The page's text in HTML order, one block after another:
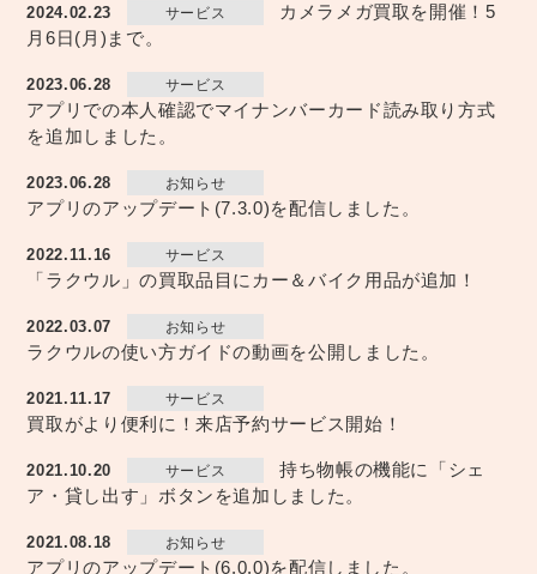
2024.02.23 サービス
カメラメガ買取を開催！5
月6日(月)まで。
2023.06.28 サービス
アプリでの本人確認でマイナンバーカード読み取り方式
を追加しました。
2023.06.28 お知らせ
アプリのアップデート(7.3.0)を配信しました。
2022.11.16 サービス
「ラクウル」の買取品目にカー＆バイク用品が追加！
2022.03.07 お知らせ
ラクウルの使い方ガイドの動画を公開しました。
2021.11.17 サービス
買取がより便利に！来店予約サービス開始！
2021.10.20 サービス
持ち物帳の機能に「シェ
ア・貸し出す」ボタンを追加しました。
2021.08.18 お知らせ
アプリのアップデート(6.0.0)を配信しました。